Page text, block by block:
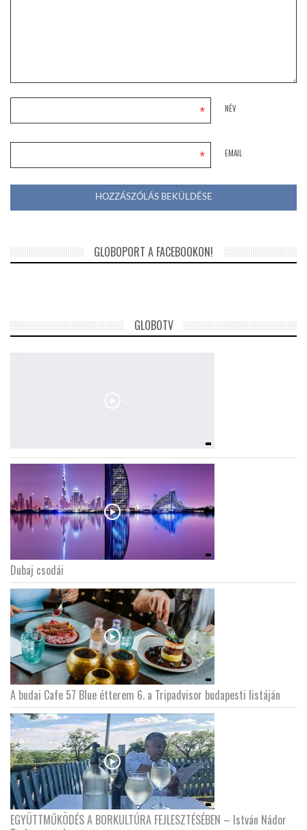
NÉV
*
EMAIL
*
GLOBOPORT A FACEBOOKON!
GLOBOTV
Dubaj csodái
A budai Cafe 57 Blue étterem 6. a Tripadvisor budapesti listáján
EGYÜTTMŰKÖDÉS A BORKULTÚRA FEJLESZTÉSÉBEN – István Nádor